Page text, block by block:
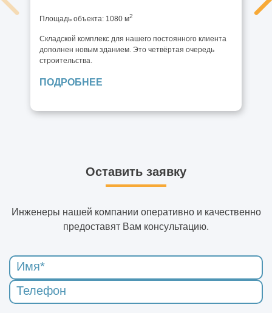
Площадь объекта: 1080 м2
Складской комплекс для нашего постоянного клиента
дополнен новым зданием. Это четвёртая очередь
строительства.
ПОДРОБНЕЕ
Оставить заявку
Инженеры нашей компании оперативно и качественно
предоставят Вам консультацию.